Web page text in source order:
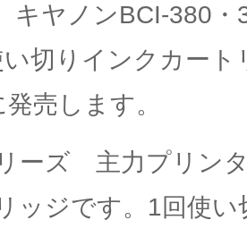
キヤノンBCI-380・
切りインクカート
売します。
ーズ 主力プリン
ッジです。1回使い